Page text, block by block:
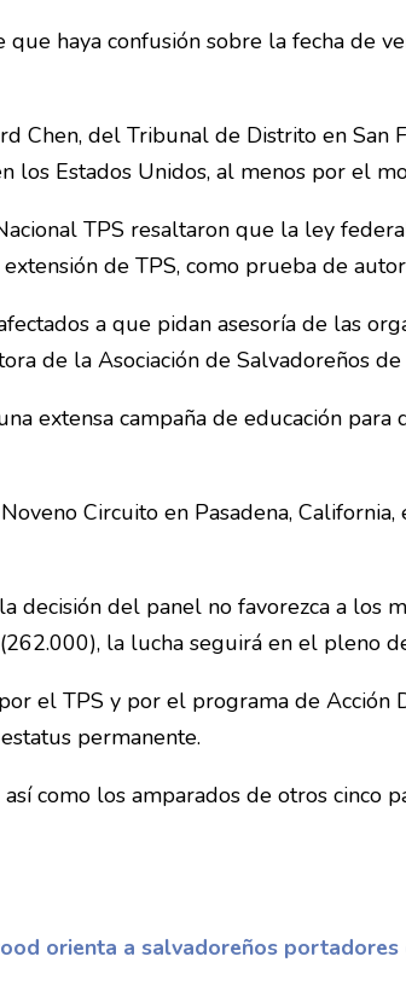
haya confusión sobre la fecha de
Chen, del Tribunal de Distrito en
los Estados Unidos, al menos por el
TPS resaltaron que la ley
de TPS, como prueba de
a que pidan asesoría de las
de la Asociación de Salvadoreños de
extensa campaña de educación
Circuito en Pasadena,
decisión del panel no favorezca a
la lucha seguirá en el pleno
el TPS y por el programa de
permanente.
como los amparados de otros cinco
orienta a salvadoreños portadores